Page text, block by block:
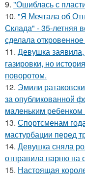
9. "Ошиблась с
10. "Я Мечтала об
Склада" - 35-летняя
сделала
11. Девушка
газировки, но
поворотом.
12. Эмили
за опубликованной
маленьким ребенком
13. Спортсменам
мастурбации перед
14. Девушка сняла
отправила парню на
15. Настоящая